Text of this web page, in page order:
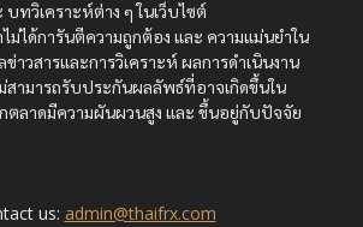
ทวิเคราะห์ต่าง ๆ ในเว็บไซต์
าไม่ได้การันตีความถูกต้อง และ ความแม่นยำใน
าวสารและการวิเคราะห์ ผลการดำเนินงาน
สามารถรับประกันผลลัพธ์ที่อาจเกิดขึ้นใน
ตลาดมีความผันผวนสูง และ ขึ้นอยู่กับปัจจัย
us: admin@thaifrx.com